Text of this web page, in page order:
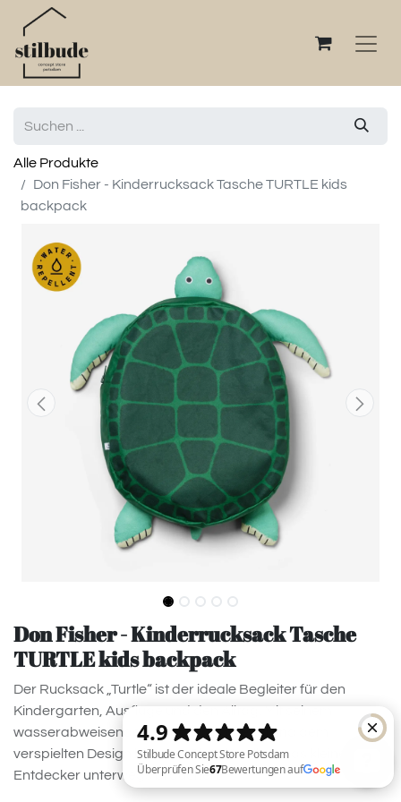
Alle Produkte
Don Fisher - Kinderrucksack Tasche TURTLE kids
backpack
Don Fisher - Kinderrucksack Tasche
TURTLE kids backpack
Der Rucksack „Turtle“ ist der ideale Begleiter für den
Kindergarten, Ausflüge und den Alltag. Mit seinem
wasserabweisenden Baumwollmaterial und dem
verspielten Design bietet er Platz für alles, was kleine
Entdecker unterwegs brauchen.